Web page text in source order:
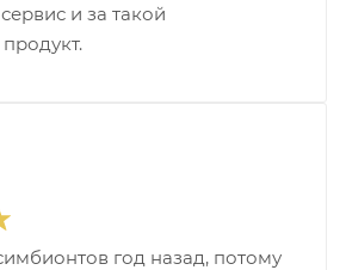
и за такой
год назад, потому